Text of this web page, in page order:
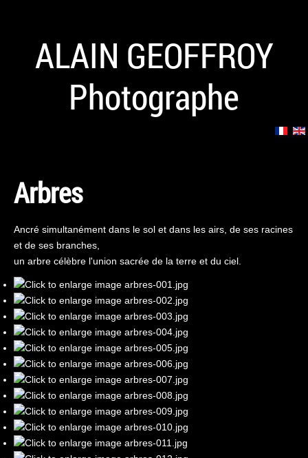
ALAIN GEOFFROY
Photographe
Arbres
Ancré simultanément dans le sol et dans les airs, de ses racines
et de ses branches,
un arbre célèbre l'union sacrée de la terre et du ciel.